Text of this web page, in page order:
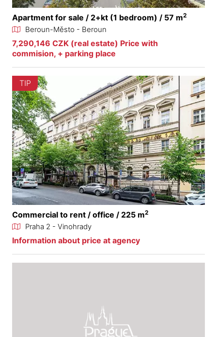
Apartment for sale / 2+kt (1 bedroom) / 57 m2
Beroun-Město - Beroun
7,290,146 CZK (real estate) Price with
commision, + parking place
TIP
Commercial to rent / office / 225 m2
Praha 2 - Vinohrady
Information about price at agency